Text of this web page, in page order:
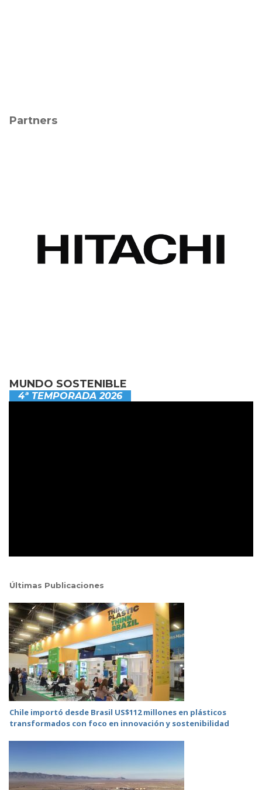
Partners
MUNDO SOSTENIBLE
4ª TEMPORADA 2026
Últimas Publicaciones
Chile importó desde Brasil US$112 millones en plásticos
transformados con foco en innovación y sostenibilidad